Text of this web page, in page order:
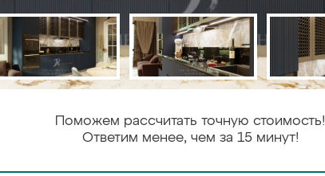
Поможем рассчитать точную стоимость!
Ответим менее, чем за 15 минут!